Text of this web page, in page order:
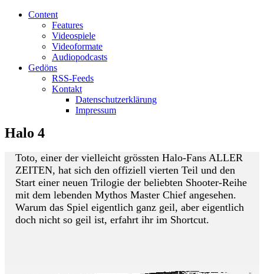
Content
Features
Videospiele
Videoformate
Audiopodcasts
Gedöns
RSS-Feeds
Kontakt
Datenschutzerklärung
Impressum
Halo 4
Toto, einer der vielleicht grössten Halo-Fans ALLER
ZEITEN, hat sich den offiziell vierten Teil und den
Start einer neuen Trilogie der beliebten Shooter-Reihe
mit dem lebenden Mythos Master Chief angesehen.
Warum das Spiel eigentlich ganz geil, aber eigentlich
doch nicht so geil ist, erfahrt ihr im Shortcut.